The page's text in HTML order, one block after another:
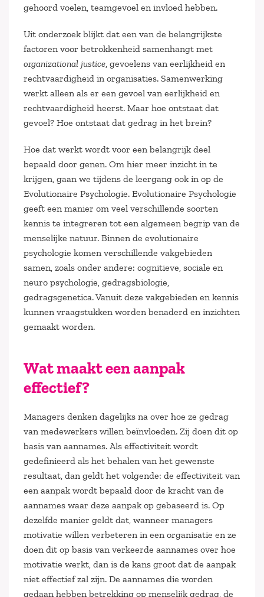
gehoord voelen, teamgevoel en invloed hebben.
Uit onderzoek blijkt dat een van de belangrijkste
factoren voor betrokkenheid samenhangt met
organizational justice, gevoelens van eerlijkheid en
rechtvaardigheid in organisaties. Samenwerking
werkt alleen als er een gevoel van eerlijkheid en
rechtvaardigheid heerst. Maar hoe ontstaat dat
gevoel? Hoe ontstaat dat gedrag in het brein?
Hoe dat werkt wordt voor een belangrijk deel
bepaald door genen. Om hier meer inzicht in te
krijgen, gaan we tijdens de leergang ook in op de
Evolutionaire Psychologie. Evolutionaire Psychologie
geeft een manier om veel verschillende soorten
kennis te integreren tot een algemeen begrip van de
menselijke natuur. Binnen de evolutionaire
psychologie komen verschillende vakgebieden
samen, zoals onder andere: cognitieve, sociale en
neuro psychologie, gedragsbiologie,
gedragsgenetica. Vanuit deze vakgebieden en kennis
kunnen vraagstukken worden benaderd en inzichten
gemaakt worden.
Wat maakt een aanpak
effectief?
Managers denken dagelijks na over hoe ze gedrag
van medewerkers willen beïnvloeden. Zij doen dit op
basis van aannames. Als effectiviteit wordt
gedefinieerd als het behalen van het gewenste
resultaat, dan geldt het volgende: de effectiviteit van
een aanpak wordt bepaald door de kracht van de
aannames waar deze aanpak op gebaseerd is. Op
dezelfde manier geldt dat, wanneer managers
motivatie willen verbeteren in een organisatie en ze
doen dit op basis van verkeerde aannames over hoe
motivatie werkt, dan is de kans groot dat de aanpak
niet effectief zal zijn. De aannames die worden
gedaan hebben betrekking op menselijk gedrag, de